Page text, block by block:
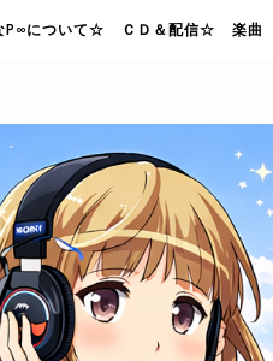
P∞について☆ ＣＤ＆配信☆ 楽曲